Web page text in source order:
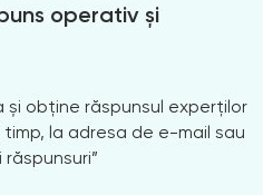
operativ și
obține răspunsul experților
la adresa de e-mail sau